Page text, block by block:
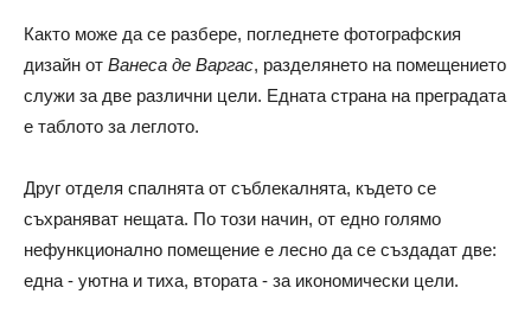
Както може да се разбере, погледнете фотографския
дизайн от Ванеса де Варгас, разделянето на помещението
служи за две различни цели. Едната страна на преградата
е таблото за леглото.
Друг отделя спалнята от съблекалнята, където се
съхраняват нещата. По този начин, от едно голямо
нефункционално помещение е лесно да се създадат две:
една - уютна и тиха, втората - за икономически цели.